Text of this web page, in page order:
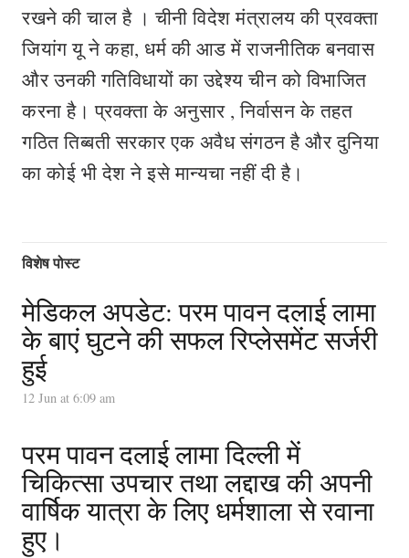
रखने की चाल है । चीनी विदेश मंत्रालय की प्रवक्ता
जियांग यू ने कहा, धर्म की आड में राजनीतिक बनवास
और उनकी गतिविधायों का उद्देश्य चीन को विभाजित
करना है। प्रवक्ता के अनुसार , निर्वासन के तहत
गठित तिब्बती सरकार एक अवैध संगठन है और दुनिया
का कोई भी देश ने इसे मान्यचा नहीं दी है।
विशेष पोस्ट
मेडिकल अपडेट: परम पावन दलाई लामा
के बाएं घुटने की सफल रिप्लेसमेंट सर्जरी
हुई
12 Jun at 6:09 am
परम पावन दलाई लामा दिल्ली में
चिकित्सा उपचार तथा लद्दाख की अपनी
वार्षिक यात्रा के लिए धर्मशाला से रवाना
हुए।